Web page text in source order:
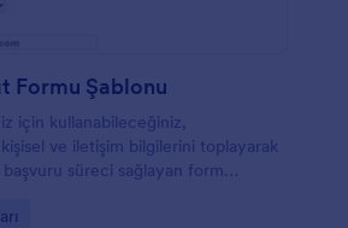
Formu Şablonu
için kullanabileceğiniz,
kişisel ve iletişim bilgilerini toplayarak
başvuru süreci sağlayan form